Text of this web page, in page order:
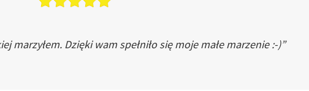
marzyłem. Dzięki wam spełniło się moje małe marzenie :-)”